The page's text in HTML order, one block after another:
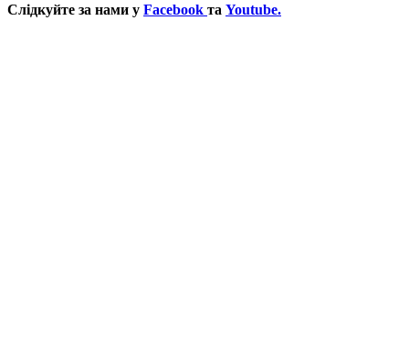
Слідкуйте за нами у Facebook та Youtube.